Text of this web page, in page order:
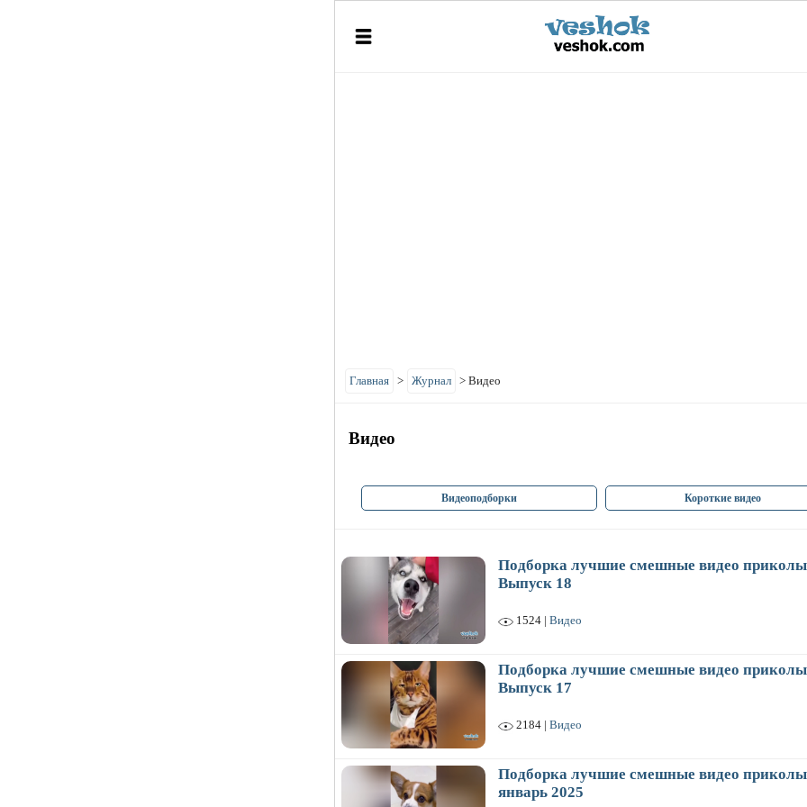
Главная > Журнал > Видео
Видео
Видеоподборки Короткие видео
Подборка лучшие смешные видео
Выпуск 18
1524 | Видео
Подборка лучшие смешные видео
Выпуск 17
2184 | Видео
Подборка лучшие смешные видео приколы
январь 2025